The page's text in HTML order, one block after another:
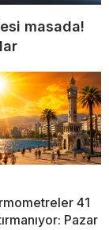
masada!
41
Pazar